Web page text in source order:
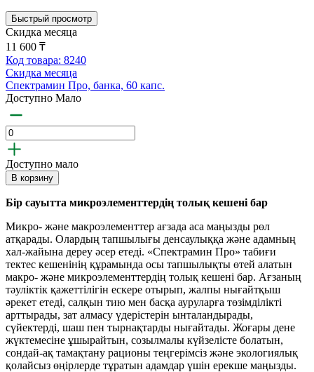
Быстрый просмотр
Скидка месяца
11 600 ₸
Код товара: 8240
Скидка месяца
Спектрамин Про, банка, 60 капс.
Доступно Мало
Доступно мало
В корзину
Бір сауытта микроэлементтердің толық кешені бар
Микро- және макроэлементтер ағзада аса маңызды рөл
атқарады. Олардың тапшылығы денсаулыққа және адамның
хал-жайына дереу әсер етеді. «Спектрамин Про» табиғи
тектес кешенінің құрамында осы тапшылықты өтей алатын
макро- және микроэлементтердің толық кешені бар. Ағзаның
тәуліктік қажеттілігін ескере отырып, жалпы нығайтқыш
әрекет етеді, салқын тию мен басқа ауруларға төзімділікті
арттырады, зат алмасу үдерістерін ынталандырады,
сүйектерді, шаш пен тырнақтарды нығайтады. Жоғары дене
жүктемесіне ұшырайтын, созылмалы күйзелісте болатын,
сондай-ақ тамақтану рационы теңгерімсіз және экологиялық
қолайсыз өңірлерде тұратын адамдар үшін ерекше маңызды.